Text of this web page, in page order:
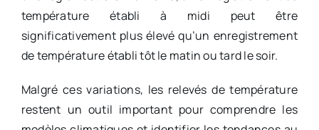
température établi à midi peut être
significativement plus élevé qu’un enregistrement
de température établi tôt le matin ou tard le soir.
Malgré ces variations, les relevés de température
restent un outil important pour comprendre les